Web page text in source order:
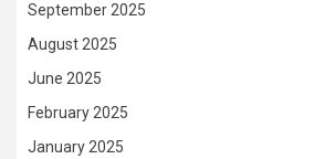
September 2025
August 2025
June 2025
February 2025
January 2025